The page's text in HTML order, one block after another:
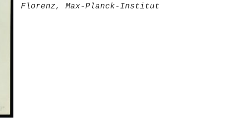
Florenz, Max-Planck-Institut